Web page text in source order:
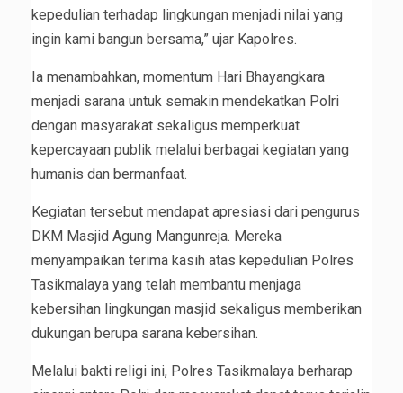
kepedulian terhadap lingkungan menjadi nilai yang
ingin kami bangun bersama,” ujar Kapolres.
Ia menambahkan, momentum Hari Bhayangkara
menjadi sarana untuk semakin mendekatkan Polri
dengan masyarakat sekaligus memperkuat
kepercayaan publik melalui berbagai kegiatan yang
humanis dan bermanfaat.
Kegiatan tersebut mendapat apresiasi dari pengurus
DKM Masjid Agung Mangunreja. Mereka
menyampaikan terima kasih atas kepedulian Polres
Tasikmalaya yang telah membantu menjaga
kebersihan lingkungan masjid sekaligus memberikan
dukungan berupa sarana kebersihan.
Melalui bakti religi ini, Polres Tasikmalaya berharap